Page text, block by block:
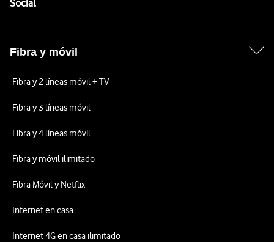
SocialEnlaces a las redes sociales de Vodafone
Fibra y móvil
Fibra y 2 líneas móvil + TV
Fibra y 3 líneas móvil
Fibra y 4 líneas móvil
Fibra y móvil ilimitado
Fibra Móvil y Netflix
Internet en casa
Internet 4G en casa ilimitado